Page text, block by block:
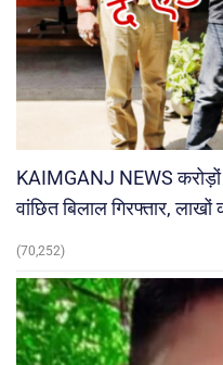
KAIMGANJ NEWS करोड़ों
वांछित बिलाल गिरफ्तार,
(70,252)